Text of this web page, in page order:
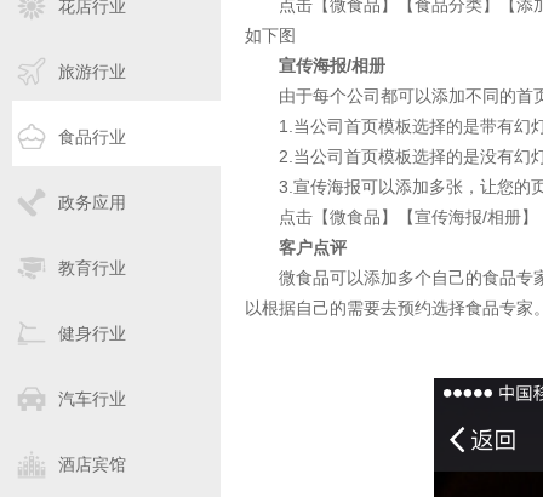
花店行业
旅游行业
食品行业
政务应用
教育行业
健身行业
汽车行业
酒店宾馆
点击【微食品】【食品分类】【添
如下图
宣传海报/相册
由于每个公司都可以添加不同的首
1.当公司首页模板选择的是带有幻灯
2.当公司首页模板选择的是没有幻灯
3.宣传海报可以添加多张，让您的
点击【微食品】【宣传海报/相册】
客户点评
微食品可以添加多个自己的食品专
以根据自己的需要去预约选择食品专家